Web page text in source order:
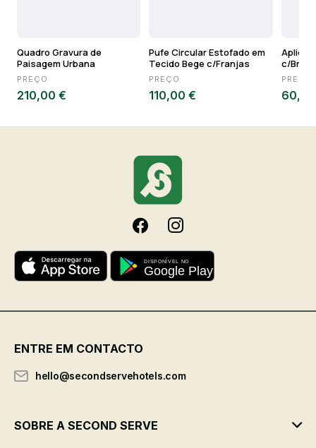
Quadro Gravura de
Paisagem Urbana
PREÇO
210,00 €
Pufe Circular Estofado em
Tecido Bege c/Franjas
PREÇO
110,00 €
c/
PREÇO
ENTRE EM CONTACTO
hello@secondservehotels.com
SOBRE A SECOND SERVE